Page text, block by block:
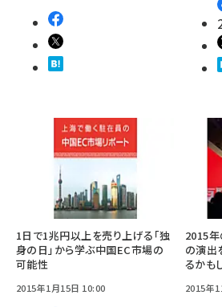
1日で1兆円以上を売り上げる「独
身の日」から学ぶ中国EC市場の
可能性
2015年1月15日 10:00
2015年
の演出
るかも
2015年